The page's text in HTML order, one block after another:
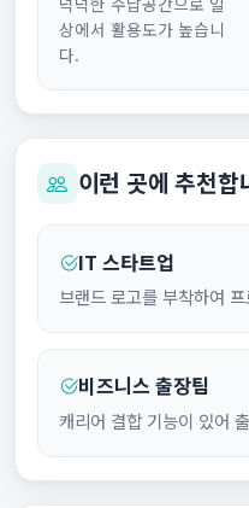
상에서 활용도가 높습니
다.
이런 곳에 추천합
IT 스타트업
브랜드 로고를 부착하여
비즈니스 출장팀
캐리어 결합 기능이 있어